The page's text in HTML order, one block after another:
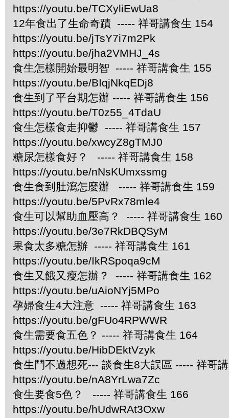
https://youtu.be/TCXyliEwUa8
12年食出了生命奇蹟 ----- 祥哥講食生 154
https://youtu.be/jTsY7i7m2Pk
https://youtu.be/jha2VMHJ_4s
食生怎樣開始最明智 ----- 祥哥講食生 155
https://youtu.be/BIqjNkqEDj8
食生到了平台期怎辦 ----- 祥哥講食生 156
https://youtu.be/T0z55_4TdaU
食生怎樣食走抑鬱 ----- 祥哥講食生 157
https://youtu.be/xwcyZ8gTMJ0
糖尿怎樣食好？ ----- 祥哥講食生 158
https://youtu.be/nNsKUmxssmg
食生食到肚瀉怎麼辦 ----- 祥哥講食生 159
https://youtu.be/5PvRx78mle4
食生可以幫助血壓高？ ----- 祥哥講食生 160
https://youtu.be/3e7RkDBQSyM
果食太多糖怎辦 ----- 祥哥講食生 161
https://youtu.be/IkRSpoqa9cM
食生又餓又瘦怎辦？ ----- 祥哥講食生 162
https://youtu.be/uAioNYj5MPo
孕婦食生4大注意 ----- 祥哥講食生 163
https://youtu.be/gFUo4RPWWR
食生需要食五色？ ----- 祥哥講食生 164
https://youtu.be/HibDEktVzyk
食生鬥不過想死--- 談食生8大誤區 ----- 祥哥
https://youtu.be/nA8YrLwa7Zc
食生要食5色？ ----- 祥哥講食生 166
https://youtu.be/hUdwRAt3Oxw